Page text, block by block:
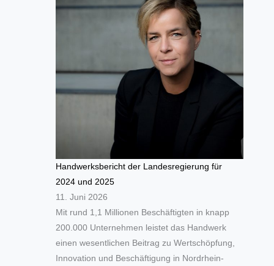
Handwerksbericht der Landesregierung für
2024 und 2025
11. Juni 2026
Mit rund 1,1 Millionen Beschäftigten in knapp
200.000 Unternehmen leistet das Handwerk
einen wesentlichen Beitrag zu Wertschöpfung,
Innovation und Beschäftigung in Nordrhein-